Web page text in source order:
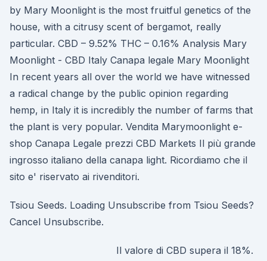
by Mary Moonlight is the most fruitful genetics of the
house, with a citrusy scent of bergamot, really
particular. CBD – 9.52% THC – 0.16% Analysis Mary
Moonlight - CBD Italy Canapa legale Mary Moonlight
In recent years all over the world we have witnessed
a radical change by the public opinion regarding
hemp, in Italy it is incredibly the number of farms that
the plant is very popular. Vendita Marymoonlight e-
shop Canapa Legale prezzi CBD Markets Il più grande
ingrosso italiano della canapa light. Ricordiamo che il
sito e' riservato ai rivenditori.
Tsiou Seeds. Loading Unsubscribe from Tsiou Seeds?
Cancel Unsubscribe.
Il valore di CBD supera il 18%.